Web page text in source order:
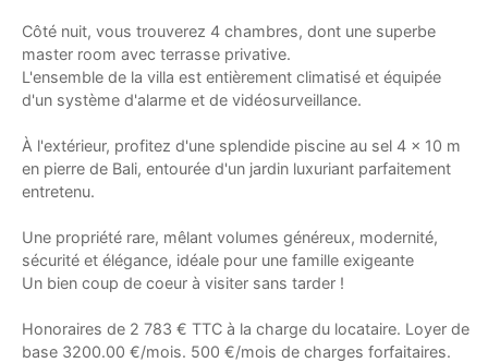
Côté nuit, vous trouverez 4 chambres, dont une superbe
master room avec terrasse privative.
L'ensemble de la villa est entièrement climatisé et équipée
d'un système d'alarme et de vidéosurveillance.
À l'extérieur, profitez d'une splendide piscine au sel 4 x 10 m
en pierre de Bali, entourée d'un jardin luxuriant parfaitement
entretenu.
Une propriété rare, mêlant volumes généreux, modernité,
sécurité et élégance, idéale pour une famille exigeante
Un bien coup de coeur à visiter sans tarder !
Honoraires de 2 783 € TTC à la charge du locataire. Loyer de
base 3200.00 €/mois. 500 €/mois de charges forfaitaires.